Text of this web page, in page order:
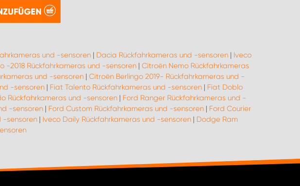
und -sensoren| Dacia Rückfahrkameras und -sensoren| Iveco
-2018 Rückfahrkameras und -sensoren| Citroën Nemo Rückfahrkameras
und -sensoren | Citroën Berlingo 2019- Rückfahrkameras und -
-sensoren | Fiat Talento Rückfahrkameras und -sensoren | Fiat Doblo
Rückfahrkameras und -sensoren | Ford Ranger Rückfahrkameras und -
-sensoren| Ford Custom Rückfahrkameras und -sensoren| Ford Courier
-sensoren | Iveco Daily Rückfahrkameras und -sensoren | Dodge Ram